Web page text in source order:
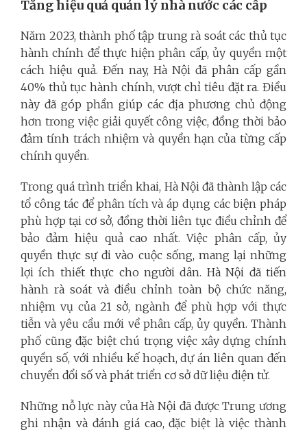
Tăng hiệu quả quản lý nhà nước các cấp
Năm 2023, thành phố tập trung rà soát các thủ tục
hành chính để thực hiện phân cấp, ủy quyền một
cách hiệu quả. Đến nay, Hà Nội đã phân cấp gần
40% thủ tục hành chính, vượt chỉ tiêu đặt ra. Điều
này đã góp phần giúp các địa phương chủ động
hơn trong việc giải quyết công việc, đồng thời bảo
đảm tính trách nhiệm và quyền hạn của từng cấp
chính quyền.
Trong quá trình triển khai, Hà Nội đã thành lập các
tổ công tác để phân tích và áp dụng các biện pháp
phù hợp tại cơ sở, đồng thời liên tục điều chỉnh để
bảo đảm hiệu quả cao nhất. Việc phân cấp, ủy
quyền thực sự đi vào cuộc sống, mang lại những
lợi ích thiết thực cho người dân. Hà Nội đã tiến
hành rà soát và điều chỉnh toàn bộ chức năng,
nhiệm vụ của 21 sở, ngành để phù hợp với thực
tiễn và yêu cầu mới về phân cấp, ủy quyền. Thành
phố cũng đặc biệt chú trọng việc xây dựng chính
quyền số, với nhiều kế hoạch, dự án liên quan đến
chuyển đổi số và phát triển cơ sở dữ liệu điện tử.
Những nỗ lực này của Hà Nội đã được Trung ương
ghi nhận và đánh giá cao, đặc biệt là việc thành